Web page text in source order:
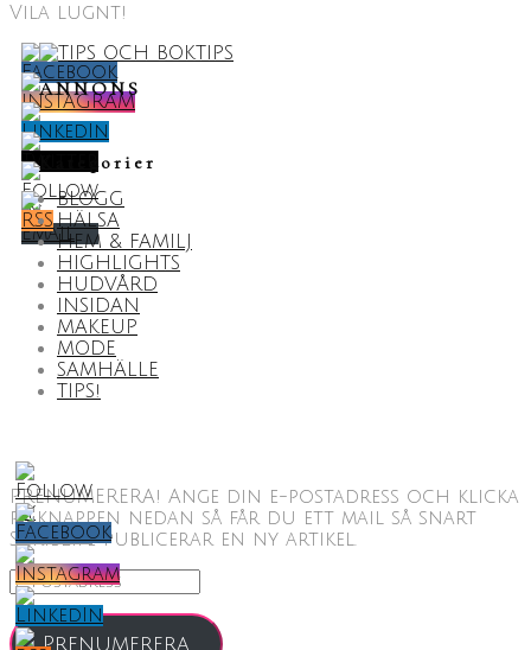
Vila lugnt!
ANNONS
Kategorier
BLOGG
HÄLSA
HEM & FAMILJ
HIGHLIGHTS
HUDVÅRD
INSIDAN
MAKEUP
MODE
SAMHÄLLE
TIPS!
PRENUMERERA! Ange din e-postadress och klicka
på knappen nedan så får du ett mail så snart
ScribLife publicerar en ny artikel.
E-
postadress
Prenumerera